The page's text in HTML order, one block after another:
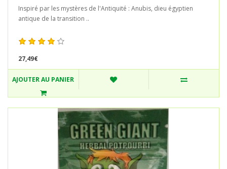
Inspiré par les mystères de l'Antiquité : Anubis, dieu égyptien
antique de la transition ..
27,49€
AJOUTER AU PANIER